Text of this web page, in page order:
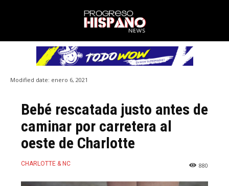
Modified date: enero 6, 2021
Bebé rescatada justo antes de
caminar por carretera al
oeste de Charlotte
CHARLOTTE & NC 880